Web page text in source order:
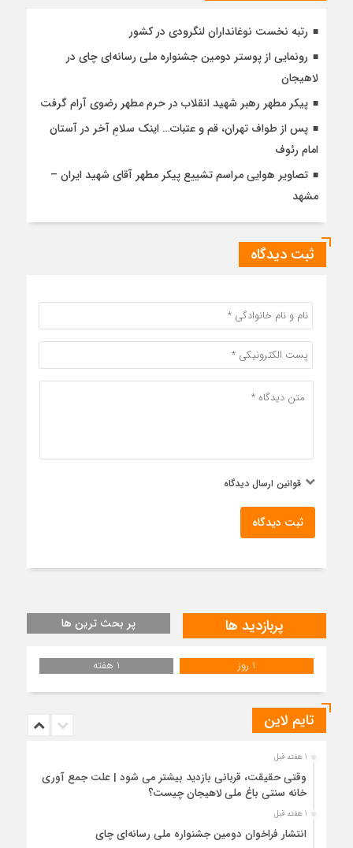
رتبه نخست نوغانداران لنگرودی در کشور
رونمایی از پوستر دومین جشنواره ملی رسانه‌ای چای در
لاهیجان
پیکر مطهر رهبر شهید انقلاب در حرم مطهر رضوی آرام گرفت
پس از طواف تهران، قم و عتبات… اینک سلامِ آخر در آستان
امام رئوف
تصاویر هوایی مراسم تشییع پیکر مطهر آقای شهید ایران –
مشهد
ثبت دیدگاه
قوانین ارسال دیدگاه
ثبت دیدگاه
پربازدید ها پر بحث ترین ها
1 روز 1 هفته
تایم لاین
1 هفته قبل
وقتی حقیقت، قربانی بازدید بیشتر می شود | علت جمع آوری
خانه سنتی باغ ملی لاهیجان چیست؟
1 هفته قبل
انتشار فراخوان دومین جشنواره ملی رسانه‌ای چای